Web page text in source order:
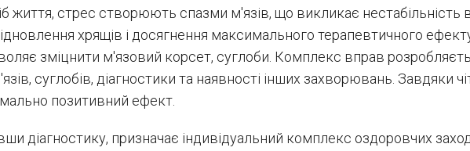
життя, стрес створюють спазми м'язів, що викликає нестабільність
хрящів і досягнення максимального терапевтичного
зміцнити м'язовий корсет, суглоби. Комплекс вправ
суглобів, діагностики та наявності інших захворювань. Завдяки
позитивний ефект.
діагностику, призначає індивідуальний комплекс оздоровчих